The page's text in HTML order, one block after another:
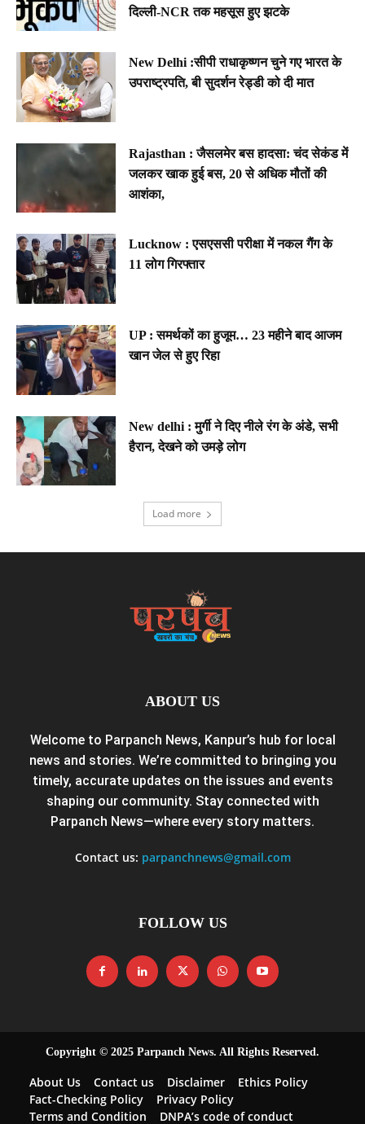
दिल्ली-NCR तक महसूस हुए झटके
New Delhi :सीपी राधाकृष्णन चुने गए भारत के
उपराष्ट्रपति, बी सुदर्शन रेड्डी को दी मात
Rajasthan : जैसलमेर बस हादसा: चंद सेकंड में
जलकर खाक हुई बस, 20 से अधिक मौतों की
आशंका,
Lucknow : एसएससी परीक्षा में नकल गैंग के
11 लोग गिरफ्तार
UP : समर्थकों का हुजूम… 23 महीने बाद आजम
खान जेल से हुए रिहा
New delhi : मुर्गी ने दिए नीले रंग के अंडे, सभी
हैरान, देखने को उमड़े लोग
Load more
ABOUT US
Welcome to Parpanch News, Kanpur’s hub for local
news and stories. We’re committed to bringing you
timely, accurate updates on the issues and events
shaping our community. Stay connected with
Parpanch News—where every story matters.
Contact us: parpanchnews@gmail.com
FOLLOW US
Copyright © 2025 Parpanch News. All Rights Reserved.
About Us Contact us Disclaimer
Ethics Policy
Fact-Checking Policy
Privacy Policy
Terms and Condition
DNPA’s code of conduct